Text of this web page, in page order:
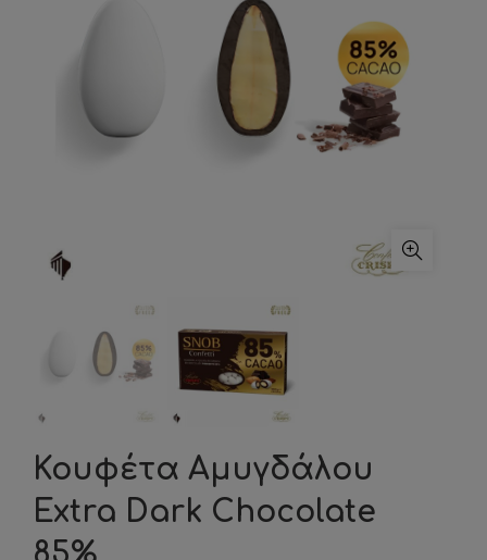
Κουφέτα Αμυγδάλου
Extra Dark Chocolate